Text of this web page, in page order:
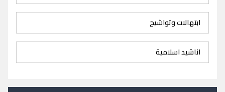
ابتهالات وتواشيح
اناشيد اسلامية